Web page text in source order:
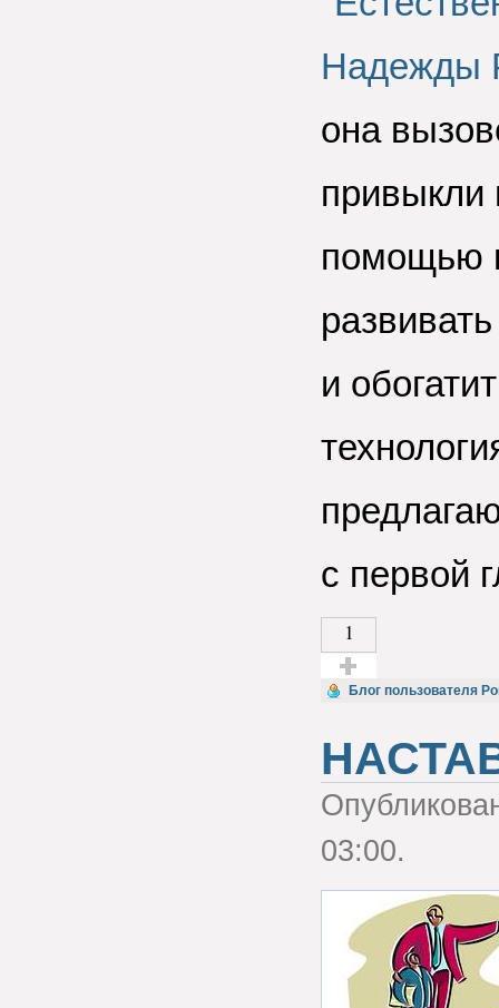
Надежды
она
привыкли
помощью
и
с первой
1
Голос за!
Блог пользователя
03:00.